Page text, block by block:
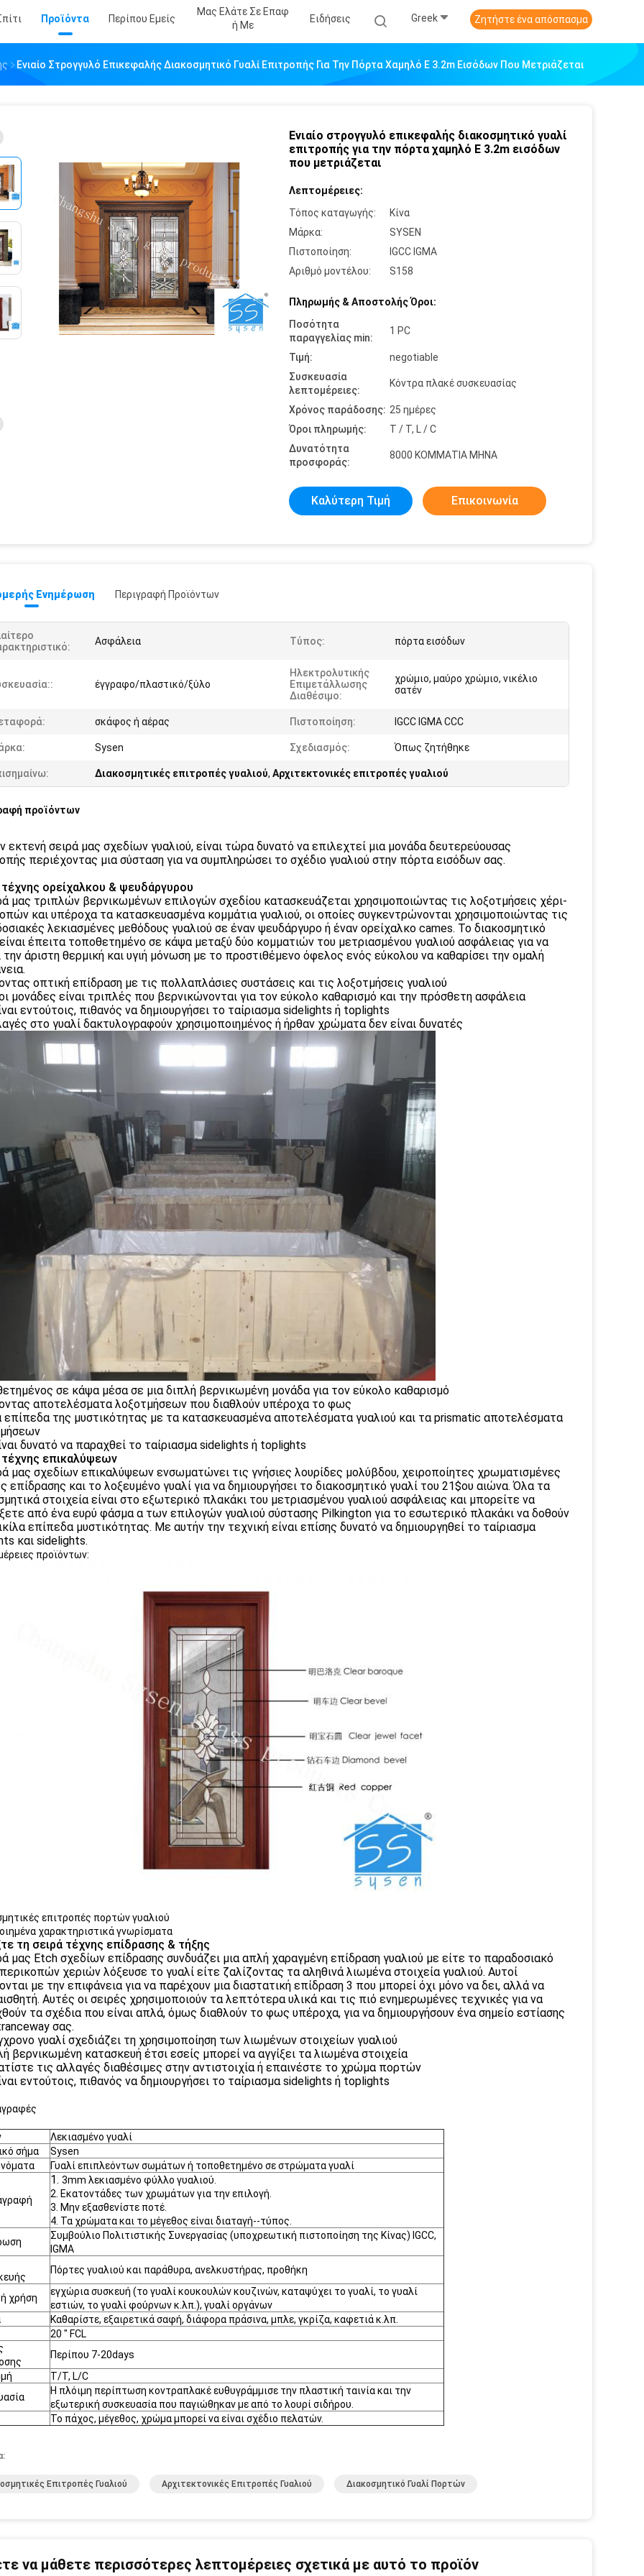
Προϊόντα Περίπου Εμείς
Μας Ελάτε Σε Επαφ
Ή Με
Ειδήσεις Greek Ζητήστε ένα απόσπασμα
Ενιαίο Στρογγυλό Επικεφαλής Διακοσμητικό Γυαλί Επιτροπής Για Την Πόρτα Χαμηλό Ε 3.2m Εισόδων Που Μετριάζεται
Ενιαίο στρογγυλό επικεφαλής διακοσμητικό γυαλί
επιτροπής για την πόρτα χαμηλό Ε 3.2m εισόδων
που μετριάζεται
Λεπτομέρειες:
Τόπος καταγωγής:
Κίνα
Μάρκα:
SYSEN
Πιστοποίηση:
IGCC IGMA
Αριθμό μοντέλου:
S158
Πληρωμής & Αποστολής Όροι:
Ποσότητα
παραγγελίας min:
1 PC
Τιμή:
negotiable
Συσκευασία
λεπτομέρειες:
Κόντρα πλακέ συσκευασίας
Χρόνος παράδοσης: 25 ημέρες
Όροι πληρωμής:
T / T, L / C
Δυνατότητα
προσφοράς:
8000 ΚΟΜΜΑΤΙΑ ΜΗΝΑ
Καλύτερη Τιμή Επικοινωνία
Ενημέρωση Περιγραφή Προϊόντων
Ασφάλεια Τύπος: πόρτα εισόδων
έγγραφο/πλαστικό/ξύλο
Ηλεκτρολυτικής
Επιμετάλλωσης
Διαθέσιμο:
χρώμιο, μαύρο χρώμιο, νικέλιο
σατέν
σκάφος ή αέρας Πιστοποίηση: IGCC IGMA CCC
Sysen Σχεδιασμός: Όπως ζητήθηκε
Διακοσμητικές επιτροπές γυαλιού, Αρχιτεκτονικές επιτροπές γυαλιού
προϊόντων
εκτενή σειρά μας σχεδίων γυαλιού, είναι τώρα δυνατό να επιλεχτεί μια μονάδα δευτερεύουσας
περιέχοντας μια σύσταση για να συμπληρώσει το σχέδιο γυαλιού στην πόρτα εισόδων σας.
τέχνης ορείχαλκου & ψευδάργυρου
μας τριπλών βερνικωμένων επιλογών σχεδίου κατασκευάζεται χρησιμοποιώντας τις λοξοτμήσεις χέρι-
και υπέροχα τα κατασκευασμένα κομμάτια γυαλιού, οι οποίες συγκεντρώνονται χρησιμοποιώντας τις
λεκιασμένες μεθόδους γυαλιού σε έναν ψευδάργυρο ή έναν ορείχαλκο cames. Το διακοσμητικό
έπειτα τοποθετημένο σε κάψα μεταξύ δύο κομματιών του μετριασμένου γυαλιού ασφάλειας για να
άριστη θερμική και υγιή μόνωση με το προστιθέμενο όφελος ενός εύκολου να καθαρίσει την ομαλή
οπτική επίδραση με τις πολλαπλάσιες συστάσεις και τις λοξοτμήσεις γυαλιού
μονάδες είναι τριπλές που βερνικώνονται για τον εύκολο καθαρισμό και την πρόσθετη ασφάλεια
εντούτοις, πιθανός να δημιουργήσει το ταίριασμα sidelights ή toplights
στο γυαλί δακτυλογραφούν χρησιμοποιημένος ή ήρθαν χρώματα δεν είναι δυνατές
σε κάψα μέσα σε μια διπλή βερνικωμένη μονάδα για τον εύκολο καθαρισμό
αποτελέσματα λοξοτμήσεων που διαθλούν υπέροχα το φως
επίπεδα της μυστικότητας με τα κατασκευασμένα αποτελέσματα γυαλιού και τα prismatic αποτελέσματα
δυνατό να παραχθεί το ταίριασμα sidelights ή toplights
τέχνης επικαλύψεων
μας σχεδίων επικαλύψεων ενσωματώνει τις γνήσιες λουρίδες μολύβδου, χειροποίητες χρωματισμένες
επίδρασης και το λοξευμένο γυαλί για να δημιουργήσει το διακοσμητικό γυαλί του 21$ου αιώνα. Όλα τα
στοιχεία είναι στο εξωτερικό πλακάκι του μετριασμένου γυαλιού ασφάλειας και μπορείτε να
από ένα ευρύ φάσμα α των επιλογών γυαλιού σύστασης Pilkington για το εσωτερικό πλακάκι να δοθούν
επίπεδα μυστικότητας. Με αυτήν την τεχνική είναι επίσης δυνατό να δημιουργηθεί το ταίριασμα
και sidelights.
προϊόντων:
επιτροπές πορτών γυαλιού
χαρακτηριστικά γνωρίσματα
τη σειρά τέχνης επίδρασης & τήξης
μας Etch σχεδίων επίδρασης συνδυάζει μια απλή χαραγμένη επίδραση γυαλιού με είτε το παραδοσιακό
χεριών λόξευσε το γυαλί είτε ζαλίζοντας τα αληθινά λιωμένα στοιχεία γυαλιού. Αυτοί
με την επιφάνεια για να παρέχουν μια διαστατική επίδραση 3 που μπορεί όχι μόνο να δει, αλλά να
Αυτές οι σειρές χρησιμοποιούν τα λεπτότερα υλικά και τις πιό ενημερωμένες τεχνικές για να
τα σχέδια που είναι απλά, όμως διαθλούν το φως υπέροχα, για να δημιουργήσουν ένα σημείο εστίασης
σας.
γυαλί σχεδιάζει τη χρησιμοποίηση των λιωμένων στοιχείων γυαλιού
βερνικωμένη κατασκευή έτσι εσείς μπορεί να αγγίξει τα λιωμένα στοιχεία
τις αλλαγές διαθέσιμες στην αντιστοιχία ή επαινέστε το χρώμα πορτών
εντούτοις, πιθανός να δημιουργήσει το ταίριασμα sidelights ή toplights
Λεκιασμένο γυαλί
σήμα
Sysen
Γυαλί επιπλεόντων σωμάτων ή τοποθετημένο σε στρώματα γυαλί
1. 3mm λεκιασμένο φύλλο γυαλιού.
2. Εκατοντάδες των χρωμάτων για την επιλογή.
3. Μην εξασθενίστε ποτέ.
4. Τα χρώματα και το μέγεθος είναι διαταγή--τύπος.
Συμβούλιο Πολιτιστικής Συνεργασίας (υποχρεωτική πιστοποίηση της Κίνας) IGCC,
IGMA
Πόρτες γυαλιού και παράθυρα, ανελκυστήρας, προθήκη
χρήση
εγχώρια συσκευή (το γυαλί κουκουλών κουζινών, καταψύχει το γυαλί, το γυαλί
εστιών, το γυαλί φούρνων κ.λπ.), γυαλί οργάνων
Καθαρίστε, εξαιρετικά σαφή, διάφορα πράσινα, μπλε, γκρίζα, καφετιά κ.λπ.
20 " FCL
Περίπου 7-20days
T/T, L/C
Η πλόιμη περίπτωση κοντραπλακέ ευθυγράμμισε την πλαστική ταινία και την
εξωτερική συσκευασία που παγιώθηκαν με από το λουρί σιδήρου.
Το πάχος, μέγεθος, χρώμα μπορεί να είναι σχέδιο πελατών.
Επιτροπές Γυαλιού Αρχιτεκτονικές Επιτροπές Γυαλιού Διακοσμητικό Γυαλί Πορτών
να μάθετε περισσότερες λεπτομέρειες σχετικά με αυτό το προϊόν